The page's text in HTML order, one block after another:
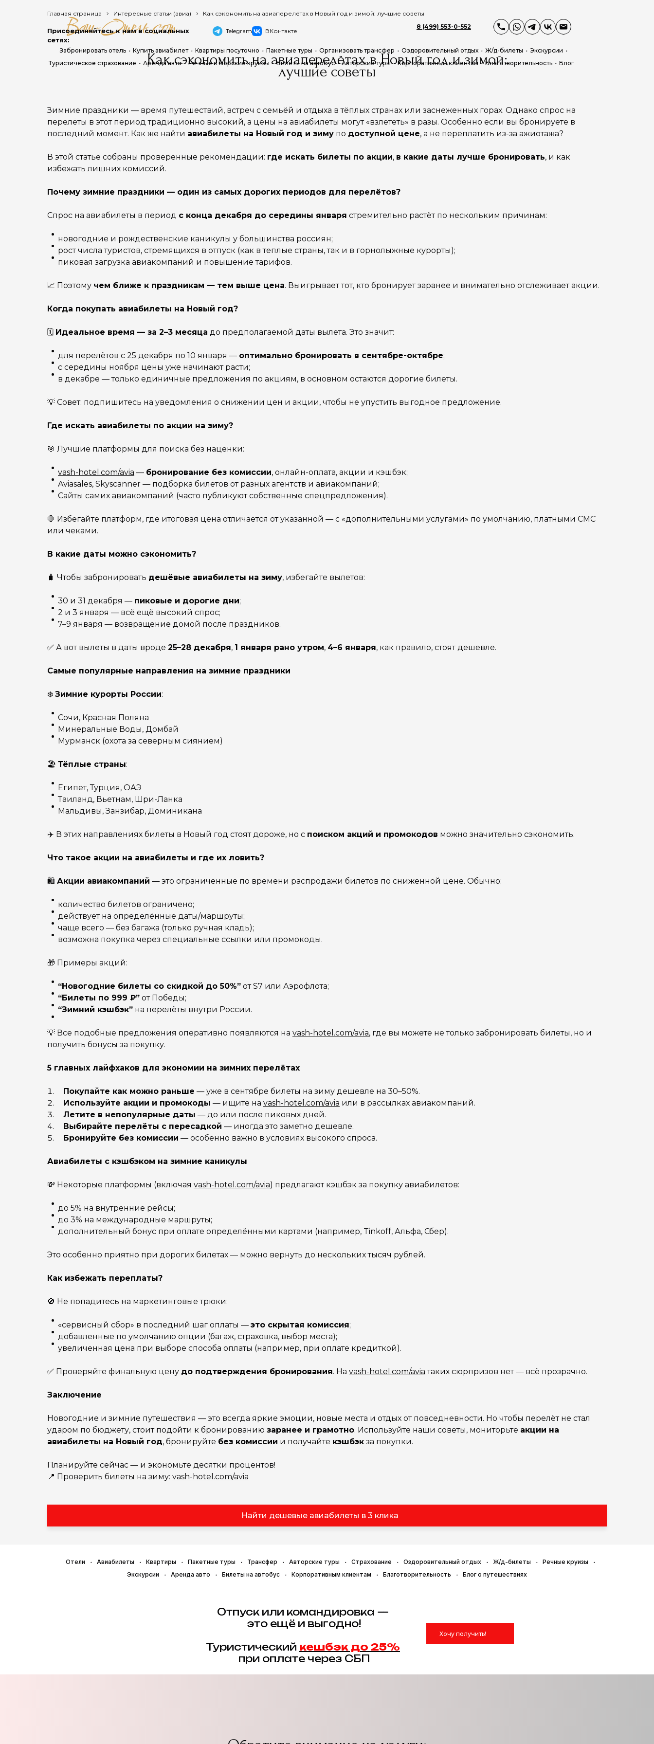
8 (499) 553-0-552
Забронировать отель Купить авиабилет Квартиры посуточно Пакетные туры Организовать трансфер Оздоровительный отдых Ж/д-билеты
Экскурсии
Туристическое страхование
Аренда авто Речные и морские круизы Билеты на автобус Авторские туры Корпоративным клиентам Благотворительность Блог
Как сэкономить на авиаперелётах в Новый год и зимой:
лучшие советы
Зимние праздники — время путешествий, встреч с семьёй и отдыха в тёплых странах или заснеженных горах. Однако спрос на
перелёты в этот период традиционно высокий, а цены на авиабилеты могут «взлететь» в разы. Особенно если вы бронируете в
последний момент. Как же найти авиабилеты на Новый год и зиму по доступной цене, а не переплатить из-за ажиотажа?
В этой статье собраны проверенные рекомендации: где искать билеты по акции, в какие даты лучше бронировать, и как
избежать лишних комиссий.
Почему зимние праздники — один из самых дорогих периодов для перелётов?
Спрос на авиабилеты в период с конца декабря до середины января стремительно растёт по нескольким причинам:
новогодние и рождественские каникулы у большинства россиян;
рост числа туристов, стремящихся в отпуск (как в теплые страны, так и в горнолыжные курорты);
пиковая загрузка авиакомпаний и повышение тарифов.
📈 Поэтому чем ближе к праздникам — тем выше цена. Выигрывает тот, кто бронирует заранее и внимательно отслеживает акции.
Когда покупать авиабилеты на Новый год?
🗓 Идеальное время — за 2–3 месяца до предполагаемой даты вылета. Это значит:
для перелётов с 25 декабря по 10 января — оптимально бронировать в сентябре-октябре;
с середины ноября цены уже начинают расти;
в декабре — только единичные предложения по акциям, в основном остаются дорогие билеты.
💡 Совет: подпишитесь на уведомления о снижении цен и акции, чтобы не упустить выгодное предложение.
Где искать авиабилеты по акции на зиму?
🎯 Лучшие платформы для поиска без наценки:
vash-hotel.com/avia — бронирование без комиссии, онлайн-оплата, акции и кэшбэк;
Aviasales, Skyscanner — подборка билетов от разных агентств и авиакомпаний;
Сайты самих авиакомпаний (часто публикуют собственные спецпредложения).
🛑 Избегайте платформ, где итоговая цена отличается от указанной — с «дополнительными услугами» по умолчанию, платными СМС
или чеками.
В какие даты можно сэкономить?
🧳 Чтобы забронировать дешёвые авиабилеты на зиму, избегайте вылетов:
30 и 31 декабря — пиковые и дорогие дни;
2 и 3 января — всё ещё высокий спрос;
7–9 января — возвращение домой после праздников.
✅ А вот вылеты в даты вроде 25–28 декабря, 1 января рано утром, 4–6 января, как правило, стоят дешевле.
Самые популярные направления на зимние праздники
❄️ Зимние курорты России:
Сочи, Красная Поляна
Минеральные Воды, Домбай
Мурманск (охота за северным сиянием)
🏖 Тёплые страны:
Египет, Турция, ОАЭ
Таиланд, Вьетнам, Шри-Ланка
Мальдивы, Занзибар, Доминикана
✈️ В этих направлениях билеты в Новый год стоят дороже, но с поиском акций и промокодов можно значительно сэкономить.
Что такое акции на авиабилеты и где их ловить?
🛍 Акции авиакомпаний — это ограниченные по времени распродажи билетов по сниженной цене. Обычно:
количество билетов ограничено;
действует на определённые даты/маршруты;
чаще всего — без багажа (только ручная кладь);
возможна покупка через специальные ссылки или промокоды.
🎁 Примеры акций:
“Новогодние билеты со скидкой до 50%” от S7 или Аэрофлота;
“Билеты по 999 ₽” от Победы;
“Зимний кэшбэк” на перелёты внутри России.
💡 Все подобные предложения оперативно появляются на vash-hotel.com/avia, где вы можете не только забронировать билеты, но и
получить бонусы за покупку.
5 главных лайфхаков для экономии на зимних перелётах
Покупайте как можно раньше — уже в сентябре билеты на зиму дешевле на 30–50%.
Используйте акции и промокоды — ищите на vash-hotel.com/avia или в рассылках авиакомпаний.
Летите в непопулярные даты — до или после пиковых дней.
Выбирайте перелёты с пересадкой — иногда это заметно дешевле.
Бронируйте без комиссии — особенно важно в условиях высокого спроса.
Авиабилеты с кэшбэком на зимние каникулы
💸 Некоторые платформы (включая vash-hotel.com/avia) предлагают кэшбэк за покупку авиабилетов:
до 5% на внутренние рейсы;
до 3% на международные маршруты;
дополнительный бонус при оплате определёнными картами (например, Tinkoff, Альфа, Сбер).
Это особенно приятно при дорогих билетах — можно вернуть до нескольких тысяч рублей.
Как избежать переплаты?
🚫 Не попадитесь на маркетинговые трюки:
«сервисный сбор» в последний шаг оплаты — это скрытая комиссия;
добавленные по умолчанию опции (багаж, страховка, выбор места);
увеличенная цена при выборе способа оплаты (например, при оплате кредиткой).
✅ Проверяйте финальную цену до подтверждения бронирования. На vash-hotel.com/avia таких сюрпризов нет — всё прозрачно.
Заключение
Новогодние и зимние путешествия — это всегда яркие эмоции, новые места и отдых от повседневности. Но чтобы перелёт не стал
ударом по бюджету, стоит подойти к бронированию заранее и грамотно. Используйте наши советы, мониторьте акции на
авиабилеты на Новый год, бронируйте без комиссии и получайте кэшбэк за покупки.
Планируйте сейчас — и экономьте десятки процентов!
📍 Проверить билеты на зиму: vash-hotel.com/avia
Telegram ВКонтакте
Присоединяйтесь к нам в социальных
сетях:
Главная страница Интересные статьи (авиа) Как сэкономить на авиаперелётах в Новый год и зимой: лучшие советы
Найти дешевые авиабилеты в 3 клика
Отели Авиабилеты Квартиры Пакетные туры Трансфер Авторские туры Страхование Оздоровительный отдых Ж/д-билеты
Речные круизы
Экскурсии
Аренда авто Билеты на автобус Корпоративным клиентам Благотворительность Блог о путешествиях
Хочу получить!
Отпуск или командировка —
это ещё и выгодно!
Туристический кешбэк до 25%
при оплате через СБП